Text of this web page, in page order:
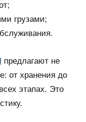
грузами;
предлагают не
от хранения до
этапах. Это